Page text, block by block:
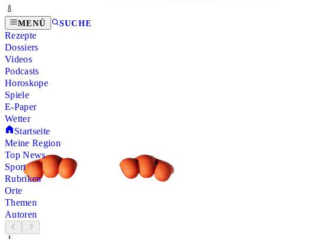
MENÜ SUCHE
Rezepte
Dossiers
Videos
Podcasts
Horoskope
Spiele
E-Paper
Wetter
Startseite
Meine Region
Top News
Sport
Rubriken
Orte
Themen
Autoren